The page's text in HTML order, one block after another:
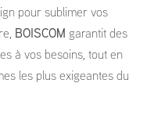
pour sublimer vos
BOISCOM garantit des
à vos besoins, tout en
les plus exigeantes du